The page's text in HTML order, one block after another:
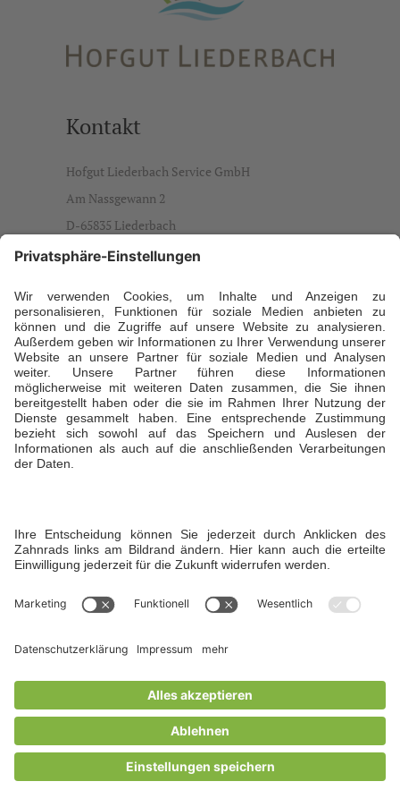
Kontakt
Hofgut Liederbach Service GmbH
Am Nassgewann 2
D-65835 Liederbach
info@hofgut-liederbach.de
Ansprechpartner
Daniela Büdenbender, Geschäftsführerin
T +49 173 5941929
Öffnungszeiten
Winter: Montag bis Freitag von 7:00 bis 22:00
Uhr und am Wochenende bis 19 Uhr
© Copyright 2026 Hofgut Liederbach
Kontakt Karierre
Impressum